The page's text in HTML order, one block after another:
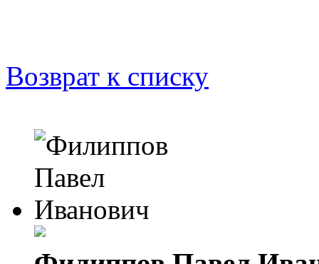
Возврат к списку